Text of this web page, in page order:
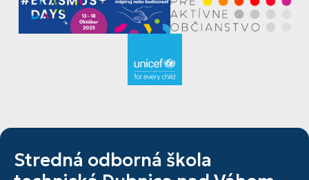
Stredná odborná škola